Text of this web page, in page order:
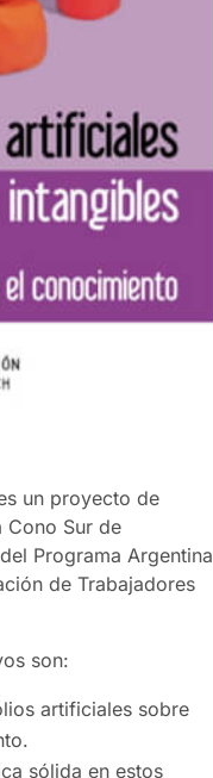
un proyecto de
Cono Sur de
Programa Argentina
de Trabajadores
son:
artificiales sobre
sólida en estos